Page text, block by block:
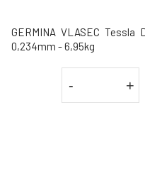
GERMINA VLASEC Tessla
0,234mm - 6,95kg
- +